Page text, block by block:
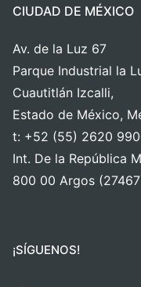
CIUDAD DE MÉXICO
Av. de la Luz 67
Parque Industrial la
Cuautitlán Izcalli,
Estado de México,
t: +52 (55) 2620
Int. De la República
800 00 Argos
¡SÍGUENOS!